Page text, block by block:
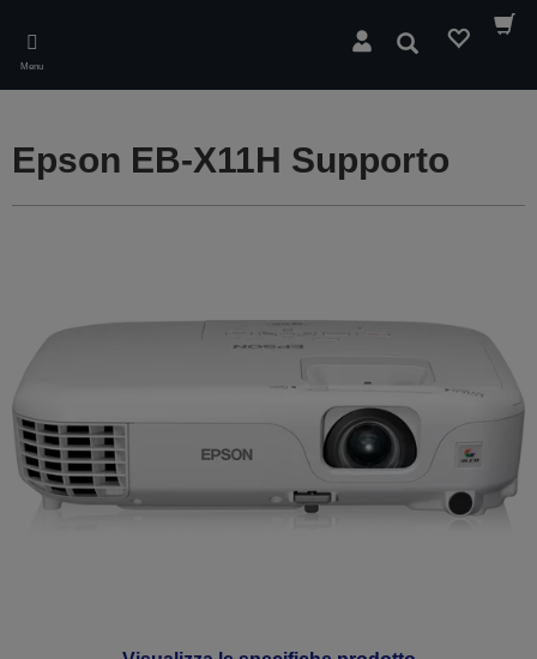
main
content
Menu
Cerca
Epson EB-X11H Supporto